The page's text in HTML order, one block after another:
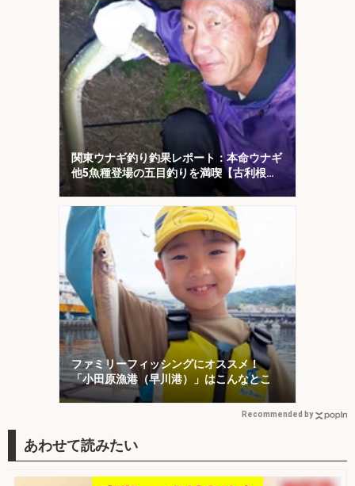
関東ウナギ釣り釣果レポート：本命ウナギ
他5魚種登場の五目釣りを満喫【古利根
川・埼玉】
ファミリーフィッシングにオススメ！
「小田原漁港（早川港）」はこんなとこ
Recommended by